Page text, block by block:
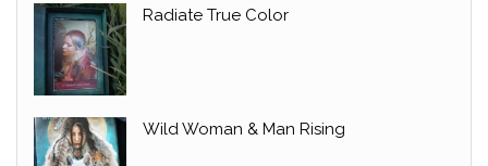
Radiate True Color
Wild Woman & Man Rising